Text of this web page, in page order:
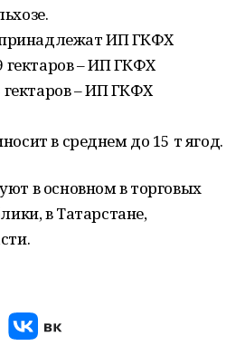
принадлежат ИП ГКФХ
– ИП ГКФХ
– ИП ГКФХ
в среднем до 15 т ягод.
в основном в торговых
в Татарстане,